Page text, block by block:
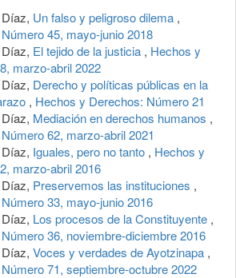
Un falso y peligroso dilema ,
45, mayo-junio 2018
El tejido de la justicia , Hechos y
marzo-abril 2022
Derecho y políticas públicas en la
, Hechos y Derechos: Número 21
Mediación en derechos humanos ,
62, marzo-abril 2021
Iguales, pero no tanto , Hechos y
marzo-abril 2016
Preservemos las instituciones ,
33, mayo-junio 2016
Los procesos de la Constituyente ,
36, noviembre-diciembre 2016
Voces y verdades de Ayotzinapa ,
71, septiembre-octubre 2022